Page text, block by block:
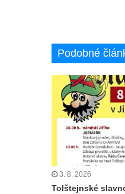
Podobné
3. 8. 2026
Tolštejnské